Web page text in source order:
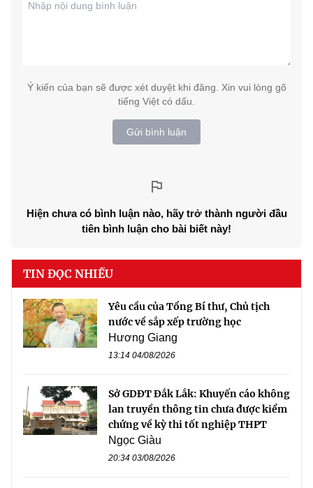
Ý kiến của bạn sẽ được xét duyệt khi đăng. Xin vui lòng gõ
tiếng Việt có dấu.
Gửi bình luận
Hiện chưa có bình luận nào, hãy trở thành người đầu
tiên bình luận cho bài biết này!
TIN ĐỌC NHIỀU
Yêu cầu của Tổng Bí thư, Chủ tịch
nước về sắp xếp trường học
Hương Giang
13:14 04/08/2026
Sở GDĐT Đắk Lắk: Khuyến cáo không
lan truyền thông tin chưa được kiểm
chứng về kỳ thi tốt nghiệp THPT
Ngọc Giàu
20:34 03/08/2026